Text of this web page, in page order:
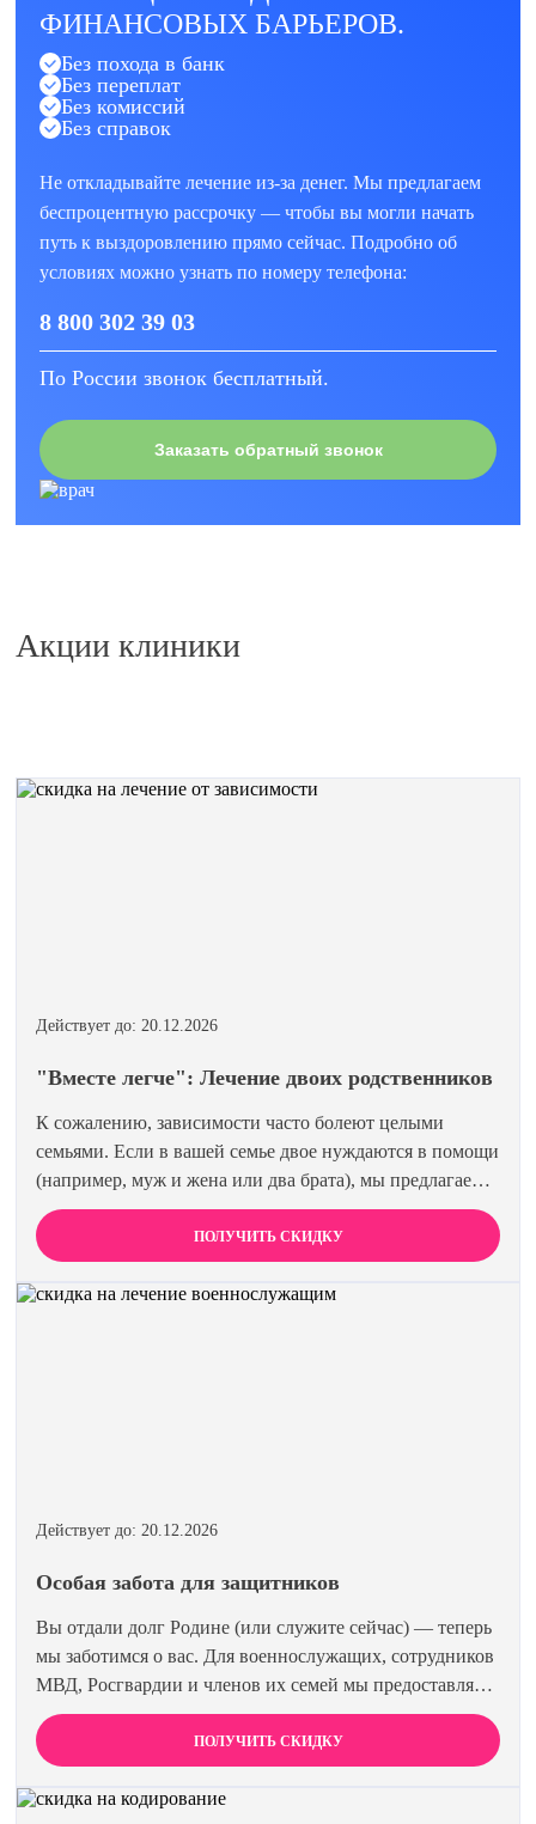
ФИНАНСОВЫХ БАРЬЕРОВ.
Без похода в банк
Без переплат
Без комиссий
Без справок
Не откладывайте лечение из-за денег. Мы предлагаем
беспроцентную рассрочку — чтобы вы могли начать
путь к выздоровлению прямо сейчас. Подробно об
условиях можно узнать по номеру телефона:
8 800 302 39 03
По России звонок бесплатный.
Заказать обратный звонок
Акции клиники
Действует до: 20.12.2026
"Вместе легче": Лечение двоих родственников
К сожалению, зависимости часто болеют целыми
семьями. Если в вашей семье двое нуждаются в помощи
(например, муж и жена или два брата), мы предлагаем
специальную цену на одновременное лечение. Второй
член семьи получает скидку 15%. Лечиться вместе
эффективнее и выгоднее.
ПОЛУЧИТЬ СКИДКУ
Действует до: 20.12.2026
Особая забота для защитников
Вы отдали долг Родине (или служите сейчас) — теперь
мы заботимся о вас. Для военнослужащих, сотрудников
МВД, Росгвардии и членов их семей мы предоставляем
скидку 15% на все виды лечения и кодирования.
Полная анонимность и уважение к вашему статусу
гарантированы. Действуйте по удостоверению.
ПОЛУЧИТЬ СКИДКУ